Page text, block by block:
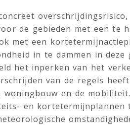
de gebieden met een te
met een
in te dammen in
het inperken van het
van de regels
en de
en kortetermijnplannen